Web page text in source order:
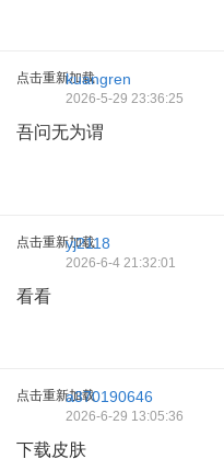
点击重新加载kuangren
2026-5-29 23:36:25
吾问无为谓
点击重新加载
yj2118
2026-6-4 21:32:01
看看
点击重新加载a370190646
2026-6-29 13:05:36
下载皮肤